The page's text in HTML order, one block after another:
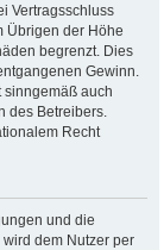
Vertragsschluss
Übrigen der Höhe
begrenzt. Dies
Gewinn.
sinngemäß auch
des Betreibers.
Recht
und die
dem Nutzer per